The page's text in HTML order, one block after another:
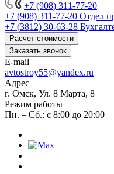
+7 (908) 311-77-20
+7 (908) 311-77-20 Отдел
+7 (3812) 30-63-28
Расчет стоимости
Заказать звонок
E-mail
avtostroy55@yandex.ru
Адрес
г. Омск, Ул. 8 Марта, 8
Режим работы
Пн. – Сб.: с 8:00 до 20:00